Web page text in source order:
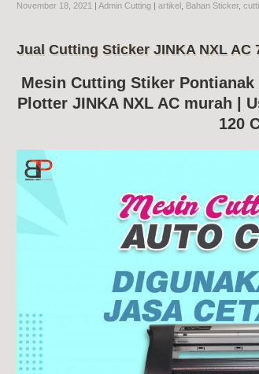
November 18, 2021 | Admin Cutting | artikel Bahan Sticker,
Jual Cutting Sticker JINKA NXL AC
Mesin Cutting Stiker Pontianak
Plotter JINKA NXL AC murah |
120